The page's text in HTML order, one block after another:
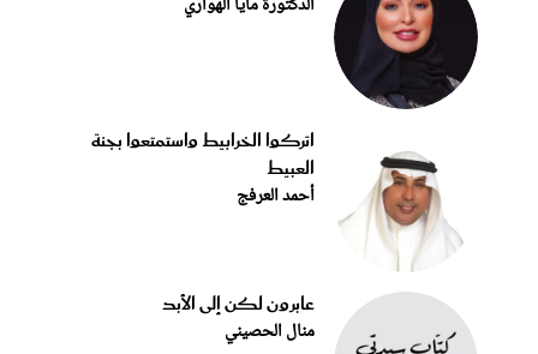
الدكتورة مايا الهواري
اتركوا الخرابيط واستمتعوا بجنة
العبيط
أحمد العرفج
عابرون لكن إلى الأبد
منال الحصيني